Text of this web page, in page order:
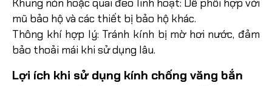
mũ bảo hộ và các thiết bị bảo hộ khác.
Thông khí hợp lý: Tránh kính bị mờ hơi nước, đảm
bảo thoải mái khi sử dụng lâu.
Lợi ích khi sử dụng kính chống văng bắn